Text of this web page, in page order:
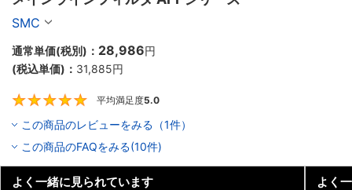
SMC
通常単価(税別)： 28,986円
(税込単価)： 31,885円
平均満足度5.0
この商品のレビューをみる（1件）
この商品のFAQをみる(10件)
よく一緒に見られています よく